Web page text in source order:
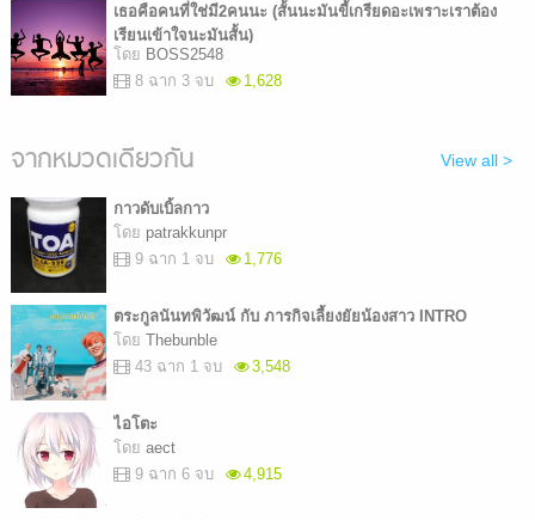
เธอคือคนที่ใช่มี2คนนะ (สั้นนะมันขี้เกรียดอะเพราะเราต้อง
เรียนเข้าใจนะมันสั้น)
โดย BOSS2548
8 ฉาก 3 จบ
1,628
จากหมวดเดียวกัน View all >
กาวดับเบิ้ลกาว
โดย patrakkunpr
9 ฉาก 1 จบ
1,776
ตระกูลนันทพิวัฒน์ กับ ภารกิจเลี้ยงยัยน้องสาว INTRO
โดย Thebunble
43 ฉาก 1 จบ
3,548
ไอโตะ
โดย aect
9 ฉาก 6 จบ
4,915